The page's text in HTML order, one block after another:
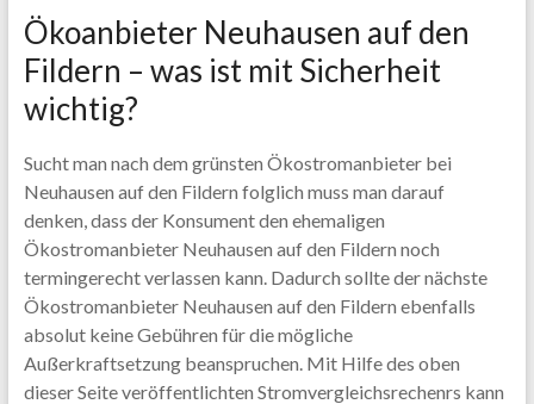
Ökoanbieter Neuhausen auf den
Fildern – was ist mit Sicherheit
wichtig?
Sucht man nach dem grünsten Ökostromanbieter bei
Neuhausen auf den Fildern folglich muss man darauf
denken, dass der Konsument den ehemaligen
Ökostromanbieter Neuhausen auf den Fildern noch
termingerecht verlassen kann. Dadurch sollte der nächste
Ökostromanbieter Neuhausen auf den Fildern ebenfalls
absolut keine Gebühren für die mögliche
Außerkraftsetzung beanspruchen. Mit Hilfe des oben
dieser Seite veröffentlichten Stromvergleichsrechenrs kann